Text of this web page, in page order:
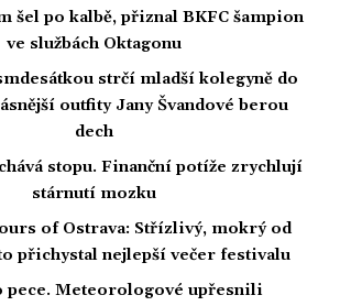
šel po kalbě, přiznal BKFC šampion
ve službách Oktagonu
strčí mladší kolegyně do
outfity Jany Švandové berou
dech
stopu. Finanční potíže zrychlují
stárnutí mozku
of Ostrava: Střízlivý, mokrý od
přichystal nejlepší večer festivalu
pece. Meteorologové upřesnili